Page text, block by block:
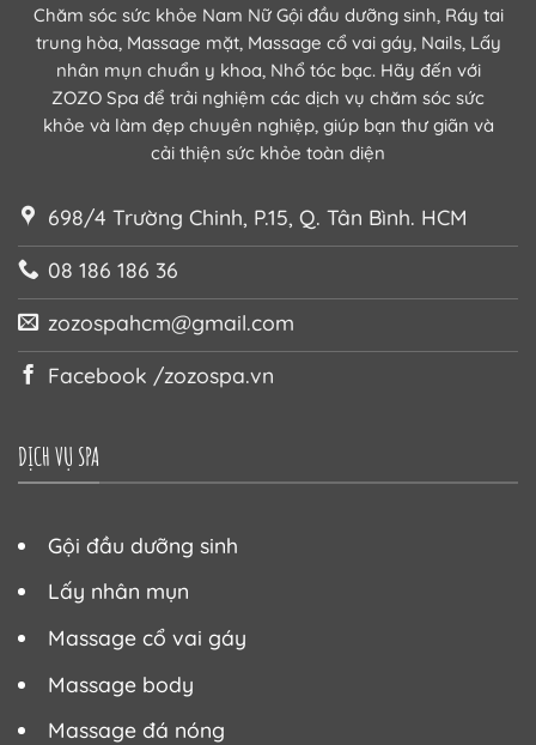
Chăm sóc sức khỏe Nam Nữ Gội đầu dưỡng sinh, Ráy tai
trung hòa, Massage mặt, Massage cổ vai gáy, Nails, Lấy
nhân mụn chuẩn y khoa, Nhổ tóc bạc. Hãy đến với
ZOZO Spa để trải nghiệm các dịch vụ chăm sóc sức
khỏe và làm đẹp chuyên nghiệp, giúp bạn thư giãn và
cải thiện sức khỏe toàn diện
698/4 Trường Chinh, P.15, Q. Tân Bình. HCM
08 186 186 36
zozospahcm@gmail.com
Facebook /zozospa.vn
DỊCH VỤ SPA
Gội đầu dưỡng sinh
Lấy nhân mụn
Massage cổ vai gáy
Massage body
Massage đá nóng